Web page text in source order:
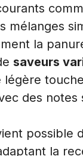
la
saveurs
des notes
possible
la